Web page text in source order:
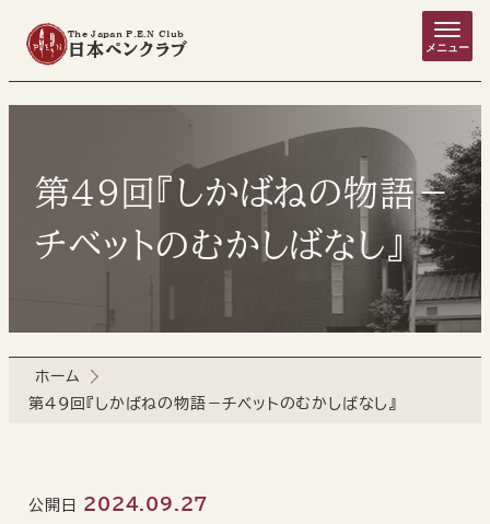
The Japan P.E.N Club
日本ペンクラブ メニュー
第49回『しかばねの物語－
チベットのむかしばなし』
ホーム
第49回『しかばねの物語－チベットのむかしばなし』
公開日 2024.09.27